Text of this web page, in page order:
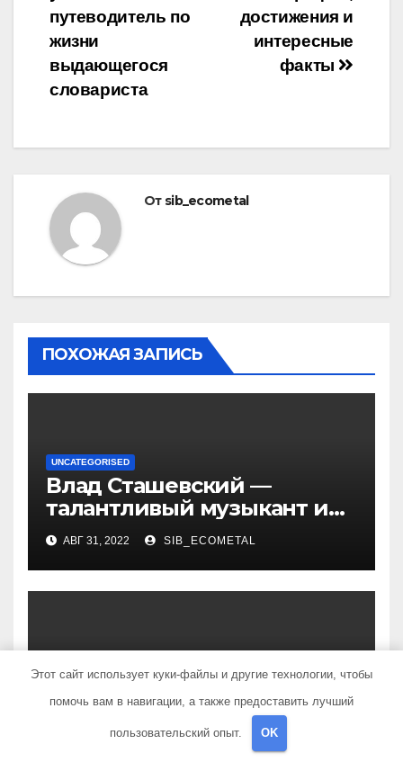
записям
достижения и
интересные
факты
путеводитель по
жизни
выдающегося
словариста
От sib_ecometal
ПОХОЖАЯ ЗАПИСЬ
UNCATEGORISED
Влад Сташевский —
талантливый музыкант и
певец, чья биография и
личная жизнь
вдохновляют!
АВГ 31, 2022 SIB_ECOMETAL
Джемма Халид –
талантливая певица,
музыкант и автор песен со
АВГ 31, 2022 SIB_ECOMETAL
Этот сайт использует куки-файлы и другие технологии, чтобы
помочь вам в навигации, а также предоставить лучший
пользовательский опыт. OK